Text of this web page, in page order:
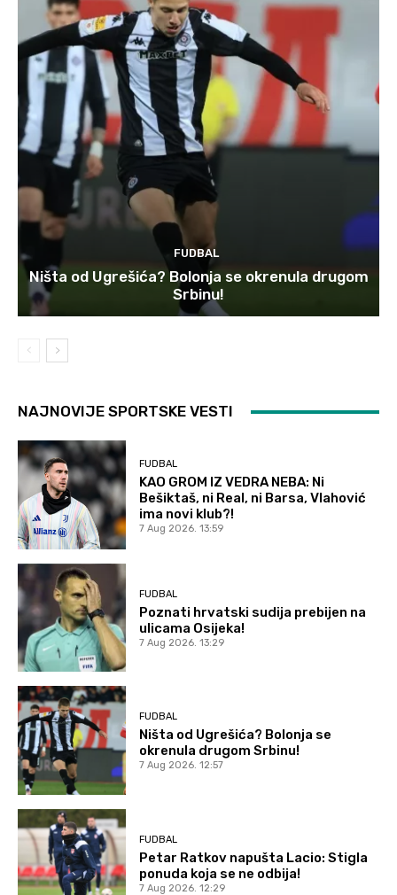
FUDBAL
Ništa od Ugrešića? Bolonja se okrenula drugom
Srbinu!
NAJNOVIJE SPORTSKE VESTI
FUDBAL
KAO GROM IZ VEDRA NEBA: Ni
Bešiktaš, ni Real, ni Barsa, Vlahović
ima novi klub?!
7 Aug 2026. 13:59
FUDBAL
Poznati hrvatski sudija prebijen na
ulicama Osijeka!
7 Aug 2026. 13:29
FUDBAL
Ništa od Ugrešića? Bolonja se
okrenula drugom Srbinu!
7 Aug 2026. 12:57
FUDBAL
Petar Ratkov napušta Lacio: Stigla
ponuda koja se ne odbija!
7 Aug 2026. 12:29